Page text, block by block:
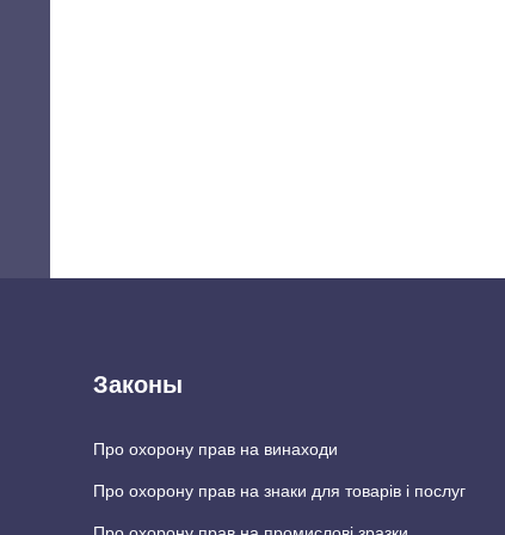
Законы
Про охорону прав на винаходи
Про охорону прав на знаки для товарів і послуг